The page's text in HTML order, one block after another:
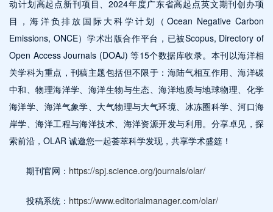
动计划高起点新刊项目、2024年度广东省高起点英文期刊创办项
目，海洋负排放国际大科学计划（Ocean Negative Carbon
Emissions, ONCE）学术出版合作平台，已被Scopus, Directory of
Open Access Journals (DOAJ) 等15个数据库收录。本刊以海洋相
关学科为重点，刊稿主题包括但不限于：海陆气相互作用、海洋碳
中和、物理海洋学、海洋生物与生态、海洋地质与地球物理、化学
海洋学、海洋气象学、大气物理与大气环境、冰冻圈科学、河口海
岸学、海洋工程与海洋技术、海洋资源开发与利用。分享卓见，探
索前沿，OLAR 诚邀您一起荟萃科学发现，共享学术盛筵！
期刊官网： https://spj.science.org/journals/olar/
投稿系统： https://www.editorialmanager.com/olar/